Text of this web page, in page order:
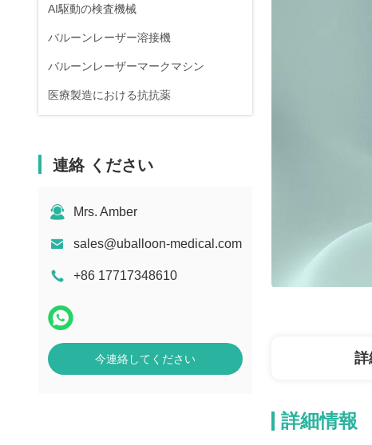
AI駆動の検査機械
バルーンレーザー溶接機
バルーンレーザーマークマシン
医療製造における抗抗薬
連絡 ください
Mrs. Amber
sales@uballoon-medical.com
+86 17717348610
今連絡してください 詳
詳細情報